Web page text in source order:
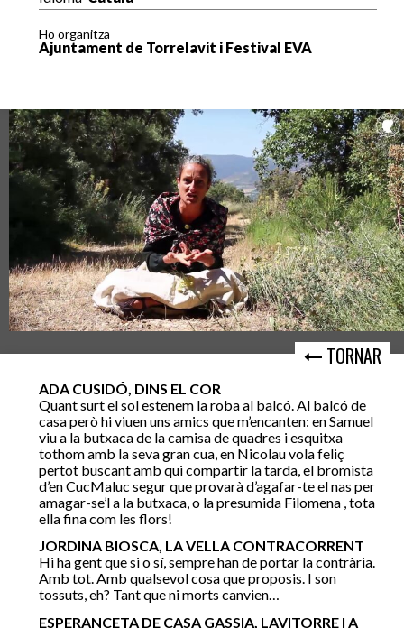
Ho organitza
Ajuntament de Torrelavit i Festival EVA
TORNAR
ADA CUSIDÓ, DINS EL COR
Quant surt el sol estenem la roba al balcó. Al balcó de
casa però hi viuen uns amics que m’encanten: en Samuel
viu a la butxaca de la camisa de quadres i esquitxa
tothom amb la seva gran cua, en Nicolau vola feliç
pertot buscant amb qui compartir la tarda, el bromista
d’en CucMaluc segur que provarà d’agafar-te el nas per
amagar-se’l a la butxaca, o la presumida Filomena , tota
ella fina com les flors!
JORDINA BIOSCA, LA VELLA CONTRACORRENT
Hi ha gent que si o sí, sempre han de portar la contrària.
Amb tot. Amb qualsevol cosa que proposis. I son
tossuts, eh? Tant que ni morts canvien…
ESPERANCETA DE CASA GASSIA, LAVITORRE I A